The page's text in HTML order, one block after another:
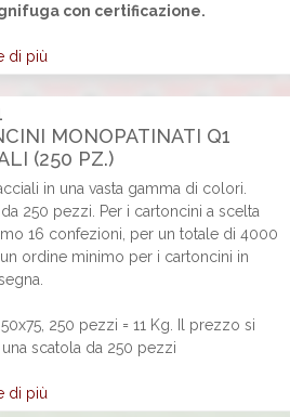
con certificazione.
di più
MONOPATINATI Q1
(250 PZ.)
in una vasta gamma di colori.
250 pezzi. Per i cartoncini a scelta
16 confezioni, per un totale di 4000
ordine minimo per i cartoncini in
250 pezzi = 11 Kg. Il prezzo si
scatola da 250 pezzi
di più